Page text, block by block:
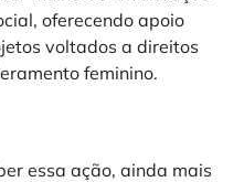
oferecendo apoio
voltados a direitos
feminino.
essa ação, ainda mais